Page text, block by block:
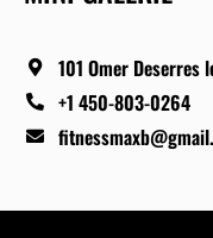
101 Omer Deserres
+1 450-803-0264